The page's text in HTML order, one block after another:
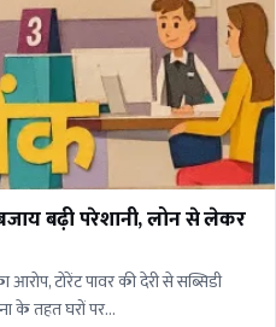
बढ़ी परेशानी, लोन से लेकर
टोरेंट पावर की देरी से सब्सिडी
के तहत घरों पर…